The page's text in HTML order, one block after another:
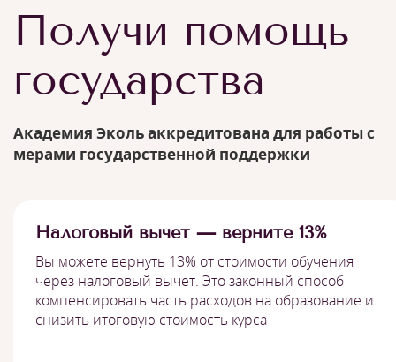
Получи помощь
государства
Академия Эколь аккредитована для работы с
мерами государственной поддержки
Налоговый вычет — верните 13%
Вы можете вернуть 13% от стоимости обучения
через налоговый вычет. Это законный способ
компенсировать часть расходов на образование и
снизить итоговую стоимость курса